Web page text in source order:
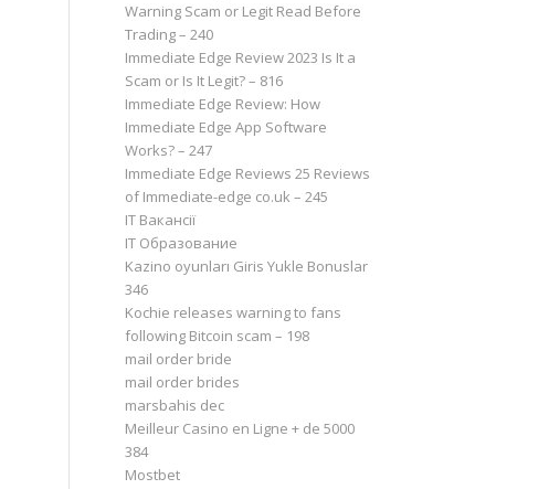
Warning Scam or Legit Read Before
Trading – 240
Immediate Edge Review 2023 Is It a
Scam or Is It Legit? – 816
Immediate Edge Review: How
Immediate Edge App Software
Works? – 247
Immediate Edge Reviews 25 Reviews
of Immediate-edge co.uk – 245
IT Вакансії
IT Образование
Kazino oyunları Giris Yukle Bonuslar
346
Kochie releases warning to fans
following Bitcoin scam – 198
mail order bride
mail order brides
marsbahis dec
Meilleur Casino en Ligne + de 5000
384
Mostbet